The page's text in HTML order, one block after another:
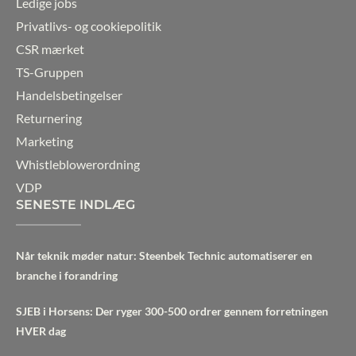
Privatlivs- og cookiepolitik
CSR mærket
TS-Gruppen
Handelsbetingelser
Returnering
Marketing
Whistleblowerordning
VDP
SENESTE INDLÆG
Når teknik møder natur: Steenbek Technic automatiserer en
branche i forandring
SJEB i Horsens: Der ryger 300-500 ordrer gennem forretningen
HVER dag